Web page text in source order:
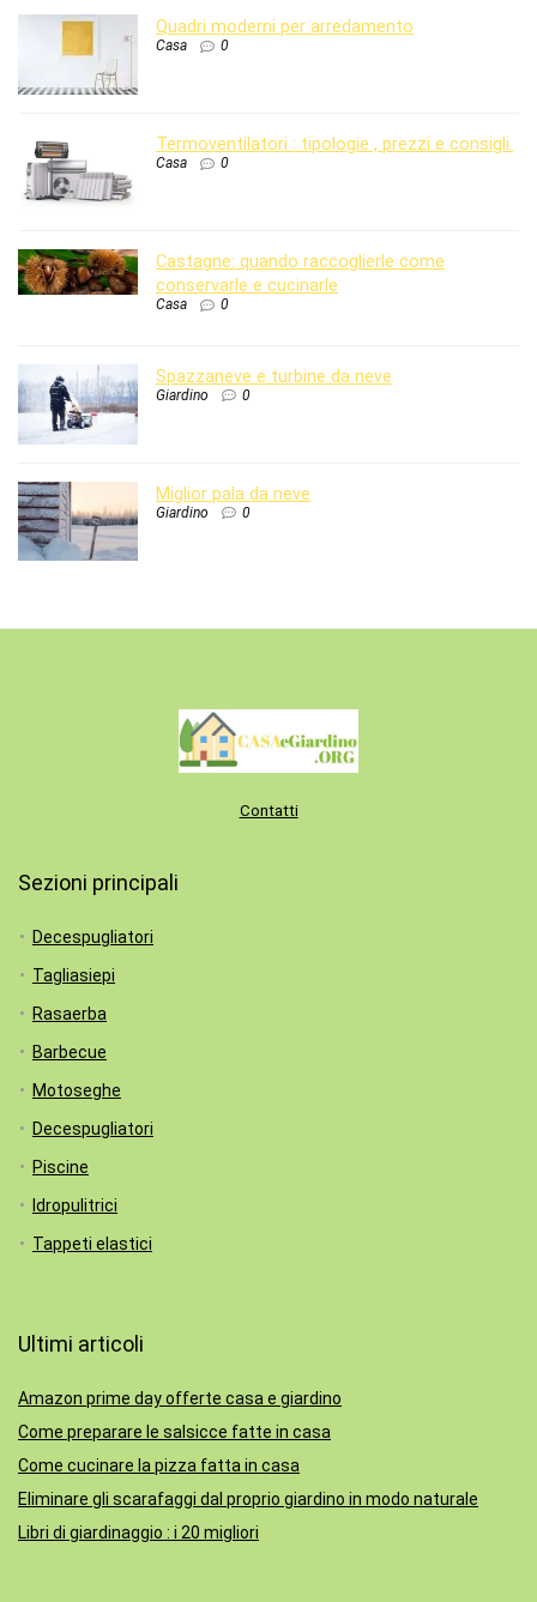
Quadri moderni per arredamento
Casa 0
Termoventilatori : tipologie , prezzi e consigli.
Casa 0
Castagne: quando raccoglierle come
conservarle e cucinarle
Casa 0
Spazzaneve e turbine da neve
Giardino 0
Miglior pala da neve
Giardino 0
Contatti
Sezioni principali
Decespugliatori
Tagliasiepi
Rasaerba
Barbecue
Motoseghe
Decespugliatori
Piscine
Idropulitrici
Tappeti elastici
Ultimi articoli
Amazon prime day offerte casa e giardino
Come preparare le salsicce fatte in casa
Come cucinare la pizza fatta in casa
Eliminare gli scarafaggi dal proprio giardino in modo naturale
Libri di giardinaggio : i 20 migliori